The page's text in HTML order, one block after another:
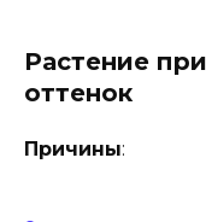
Растение
оттенок
Причины: